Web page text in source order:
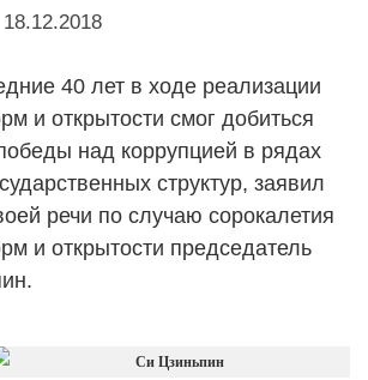
18.12.2018
40 лет в ходе реализации
и открытости смог добиться
над коррупцией в рядах
структур, заявил
речи по случаю сорокалетия
и открытости председатель